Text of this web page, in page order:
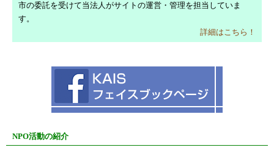
2023/5/2
２０２３年度ロボット工作教室の受講者募
ＯＴＴＯヒューマノイドロボット（拡張機能
（その１）」
市の委託を受けて当法人がサイトの運営・管理を担当していま
す。
詳細はこちら！
NPO活動の紹介